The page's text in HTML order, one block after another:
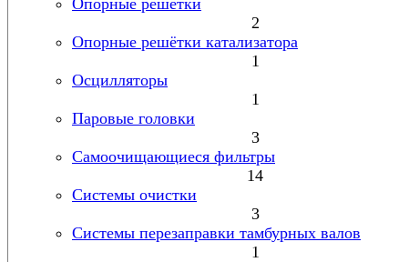
Опорные решётки
2
Опорные решётки катализатора
1
Осцилляторы
1
Паровые головки
3
Самоочищающиеся фильтры
14
Системы очистки
3
Системы перезаправки тамбурных валов
1